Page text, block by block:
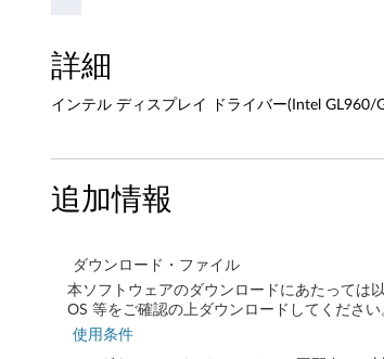
バ
ー
(
I
e
詳細
インテル ディスプレイ ドライバー(Intel GL960/
追加情報
ダウンロード・ファイル
本ソフトウェアのダウンロードにあたっては
OS 等をご確認の上ダウンロードしてください
使用条件